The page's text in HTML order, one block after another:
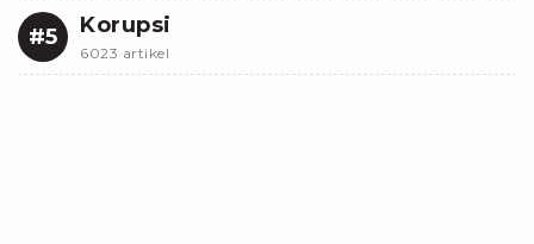
#5 Korupsi
6023 artikel